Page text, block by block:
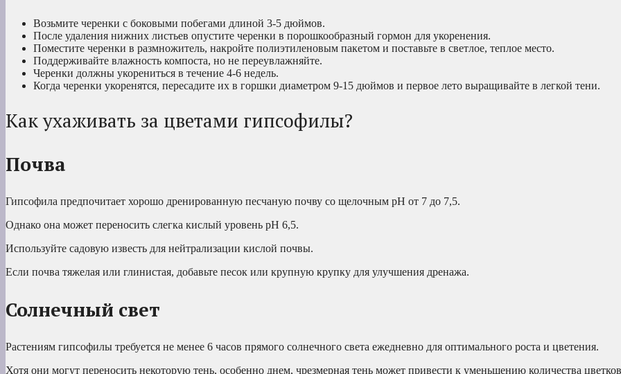
Возьмите черенки с боковыми побегами длиной 3-5 дюймов.
После удаления нижних листьев опустите черенки в порошкообразный гормон для укоренения.
Поместите черенки в размножитель, накройте полиэтиленовым пакетом и поставьте в светлое, теплое место.
Поддерживайте влажность компоста, но не переувлажняйте.
Черенки должны укорениться в течение 4-6 недель.
Когда черенки укоренятся, пересадите их в горшки диаметром 9-15 дюймов и первое лето выращивайте в легкой тени.
Как ухаживать за цветами гипсофилы?
Почва
Гипсофила предпочитает хорошо дренированную песчаную почву со щелочным pH от 7 до 7,5.
Однако она может переносить слегка кислый уровень pH 6,5.
Используйте садовую известь для нейтрализации кислой почвы.
Если почва тяжелая или глинистая, добавьте песок или крупную крупку для улучшения дренажа.
Солнечный свет
Растениям гипсофилы требуется не менее 6 часов прямого солнечного света ежедневно для оптимального роста и цветения.
Хотя они могут переносить некоторую тень, особенно днем, чрезмерная тень может привести к уменьшению количества